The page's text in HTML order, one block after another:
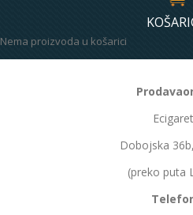
Nema proizvoda u košarici
Dobojska
(preko puta